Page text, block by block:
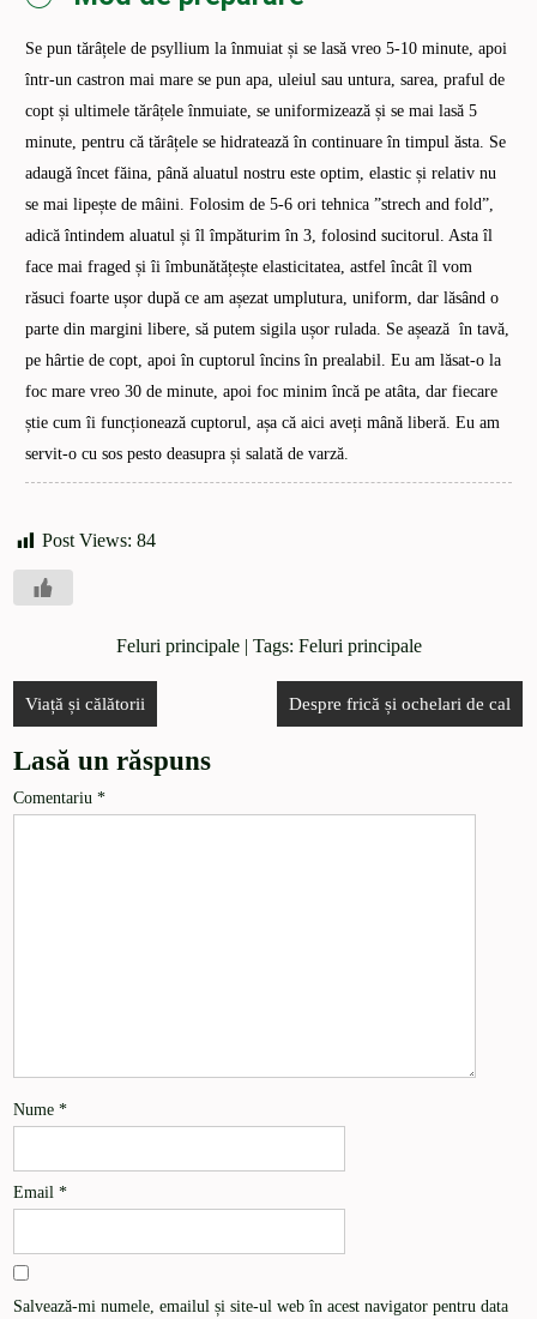
Se pun tărâțele de psyllium la înmuiat și se lasă vreo 5-10 minute, apoi
într-un castron mai mare se pun apa, uleiul sau untura, sarea, praful de
copt și ultimele tărâțele înmuiate, se uniformizează și se mai lasă 5
minute, pentru că tărâțele se hidratează în continuare în timpul ăsta. Se
adaugă încet făina, până aluatul nostru este optim, elastic și relativ nu
se mai lipește de mâini. Folosim de 5-6 ori tehnica ”strech and fold”,
adică întindem aluatul și îl împăturim în 3, folosind sucitorul. Asta îl
face mai fraged și îi îmbunătățește elasticitatea, astfel încât îl vom
răsuci foarte ușor după ce am așezat umplutura, uniform, dar lăsând o
parte din margini libere, să putem sigila ușor rulada. Se așează în tavă,
pe hârtie de copt, apoi în cuptorul încins în prealabil. Eu am lăsat-o la
foc mare vreo 30 de minute, apoi foc minim încă pe atâta, dar fiecare
știe cum îi funcționează cuptorul, așa că aici aveți mână liberă. Eu am
servit-o cu sos pesto deasupra și salată de varză.
Post Views: 84
Feluri principale| Tags: Feluri principale
Viață și călătorii Despre frică și ochelari de cal
Lasă un răspuns
Comentariu*
Nume*
Email*
Salvează-mi numele, emailul și site-ul web în acest navigator pentru data